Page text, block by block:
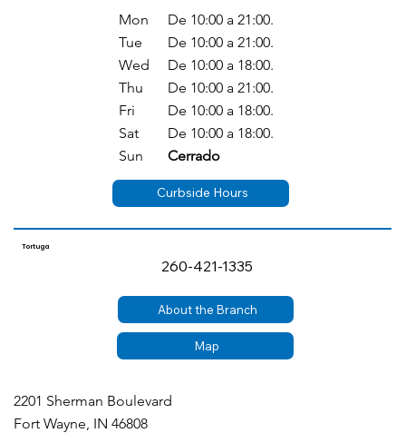
Mon
Tue
Wed
Thu
Fri
Sat
Sun
De 10:00 a 21:00.
De 10:00 a 21:00.
De 10:00 a 18:00.
De 10:00 a 21:00.
De 10:00 a 18:00.
De 10:00 a 18:00.
Cerrado
Curbside Hours
Tortuga
260-421-1335
Map
About the Branch
2201 Sherman Boulevard
Fort Wayne, IN 46808